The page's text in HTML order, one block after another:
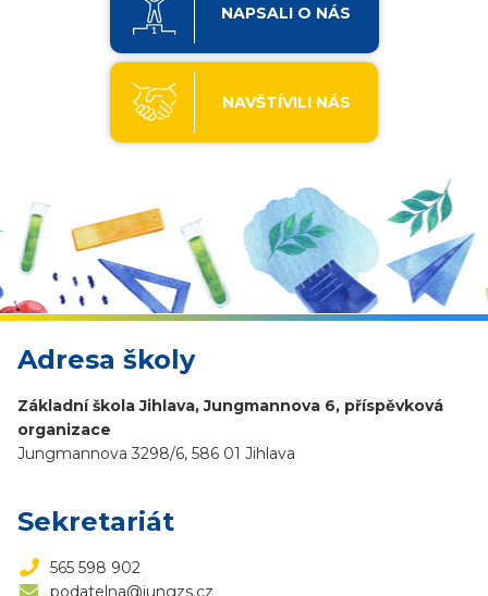
NAPSALI O NÁS
NAVŠTÍVILI NÁS
Adresa školy
Základní škola Jihlava, Jungmannova 6, příspěvková
organizace
Jungmannova 3298/6, 586 01 Jihlava
Sekretariát
565 598 902
podatelna@jungzs.cz